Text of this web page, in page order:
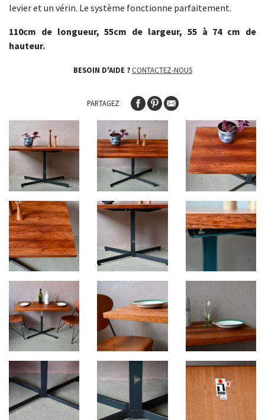
levier et un vérin. Le système fonctionne parfaitement.
110cm de longueur, 55cm de largeur, 55 à 74 cm de
hauteur.
BESOIN D'AIDE ? CONTACTEZ-NOUS
PARTAGEZ